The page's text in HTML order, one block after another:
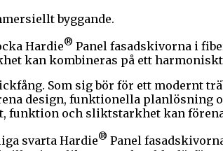
byggande.
Hardie® Panel fasadskivorna i
kan kombineras på ett
Som sig bör för ett modernt
design, funktionella planlösning
funktion och sliktstarkhet kan
svarta Hardie® Panel